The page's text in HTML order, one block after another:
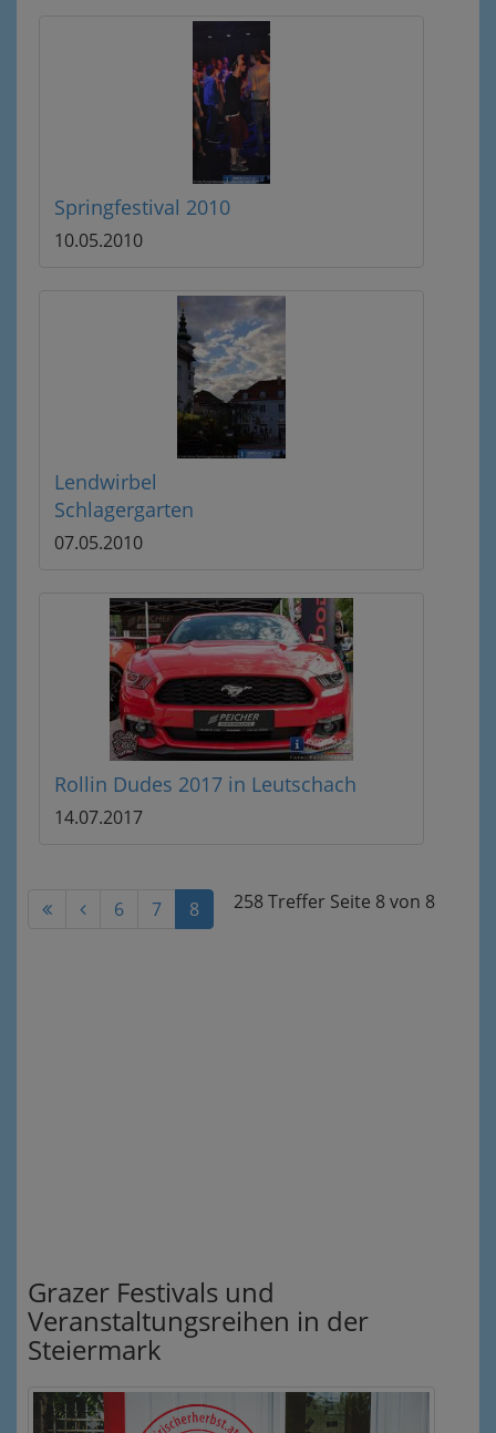
Springfestival 2010
10.05.2010
Lendwirbel
Schlagergarten
07.05.2010
Rollin Dudes 2017 in Leutschach
14.07.2017
258 Treffer Seite 8von 8
6 7 8
Grazer Festivals und
Veranstaltungsreihen in der
Steiermark